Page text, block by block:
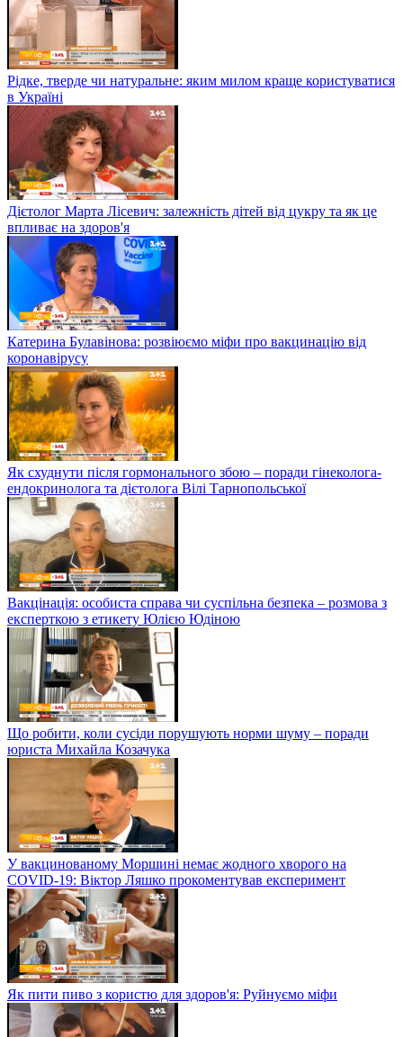
Рідке, тверде чи натуральне: яким милом краще користуватися
в Україні
Дієтолог Марта Лісевич: залежність дітей від цукру та як це
впливає на здоров'я
Катерина Булавінова: розвіюємо міфи про вакцинацію від
коронавірусу
Як схуднути після гормонального збою – поради гінеколога-
ендокринолога та дієтолога Вілі Тарнопольської
Вакцінація: особиста справа чи суспільна безпека – розмова з
експерткою з етикету Юлією Юдіною
Що робити, коли сусіди порушують норми шуму – поради
юриста Михайла Козачука
У вакцинованому Моршині немає жодного хворого на
COVID-19: Віктор Ляшко прокоментував експеримент
Як пити пиво з користю для здоров'я: Руйнуємо міфи